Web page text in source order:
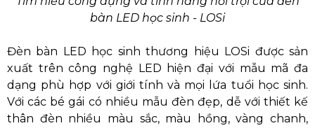
bàn LED học sinh - LOSi
Đèn bàn LED học sinh thương hiệu LOSi được sản
xuất trên công nghệ LED hiện đại với mẫu mã đa
dạng phù hợp với giới tính và mọi lứa tuổi học sinh.
Với các bé gái có nhiều mẫu đèn đẹp, dễ với thiết kế
thân đèn nhiều màu sắc, màu hồng, vàng chanh,